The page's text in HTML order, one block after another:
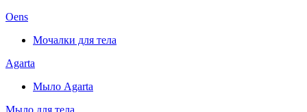
Oens
Мочалки для тела
Agarta
Мыло Agarta
Мыло для тела